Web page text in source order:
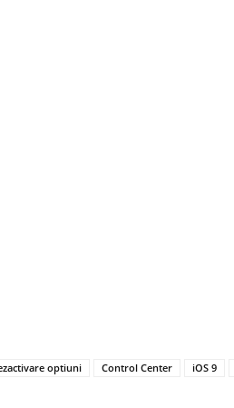
optiuni Control Center iOS 9